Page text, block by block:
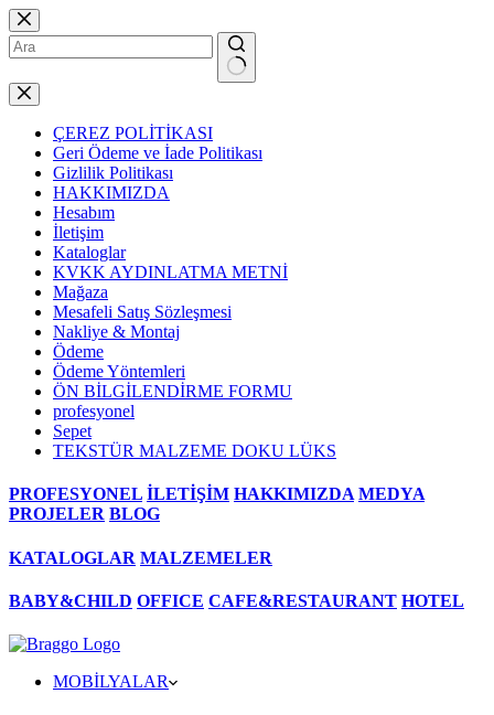
Skip
to
content
No
results
ÇEREZ POLİTİKASI
Geri Ödeme ve İade Politikası
Gizlilik Politikası
HAKKIMIZDA
Hesabım
İletişim
Kataloglar
KVKK AYDINLATMA METNİ
Mağaza
Mesafeli Satış Sözleşmesi
Nakliye & Montaj
Ödeme
Ödeme Yöntemleri
ÖN BİLGİLENDİRME FORMU
profesyonel
Sepet
TEKSTÜR MALZEME DOKU LÜKS
PROFESYONEL İLETİŞİM HAKKIMIZDA MEDYA
PROJELER BLOG
KATALOGLAR MALZEMELER
BABY&CHILD OFFICE CAFE&RESTAURANT HOTEL
MOBİLYALAR